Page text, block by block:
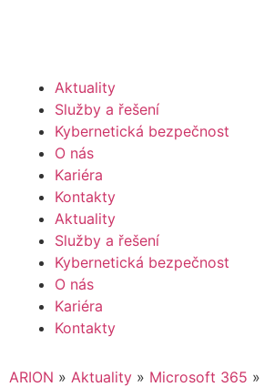
Aktuality
Služby a řešení
Kybernetická bezpečnost
O nás
Kariéra
Kontakty
Aktuality
Služby a řešení
Kybernetická bezpečnost
O nás
Kariéra
Kontakty
ARION » Aktuality » Microsoft 365 »